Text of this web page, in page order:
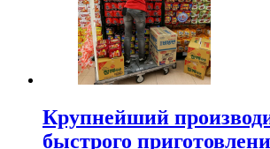
Крупнейший
быстрого